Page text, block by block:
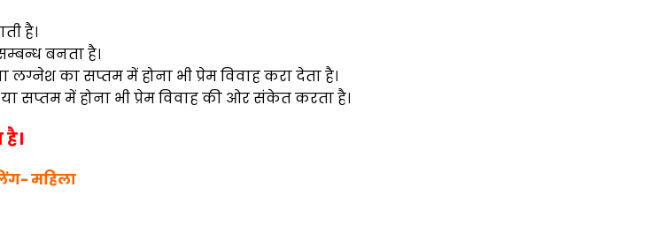
है।
बनता है।
का सप्तम में होना भी प्रेम विवाह करा देता है।
सप्तम में होना भी प्रेम विवाह की ओर संकेत करता है।
महिला